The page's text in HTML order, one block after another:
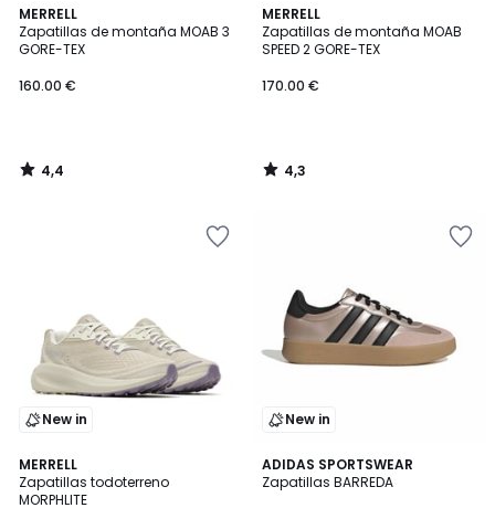
MERRELL
Zapatillas de montaña MOAB 3
GORE-TEX
160.00 €
4,4
/ 5
4,4
/
MERRELL
Zapatillas de montaña MOAB
SPEED 2 GORE-TEX
170.00 €
4,3
/ 5
4,3
/
New in
MERRELL
Zapatillas todoterreno
MORPHLITE
4,6
/ 5
New in
ADIDAS SPORTSWEAR
Zapatillas BARREDA
4,8
/ 5